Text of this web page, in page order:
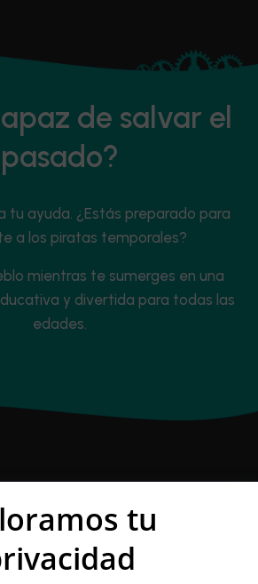
de salvar el
pasado?
tu ayuda. ¿Estás preparado para
a los piratas temporales?
mientras te sumerges en una
y divertida para todas las
edades.
en Comillas?
en viajar al norte de España,
tu